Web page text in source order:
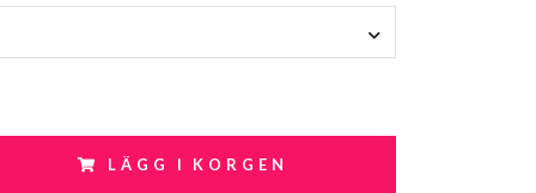
LÄGG I KORGEN